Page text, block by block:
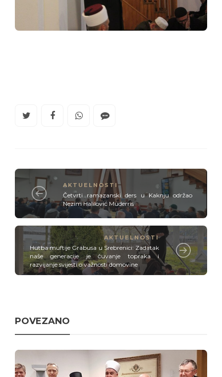
AKTUELNOSTI
Četvrti ramazanski ders u Kaknju održao
Nezim Halilović Muderris
AKTUELNOSTI
Hutba muftije Grabusa u Srebrenici: Zadatak
naše generacije je čuvanje topraka i
razvijanje svijesti o važnosti domovine
POVEZANO